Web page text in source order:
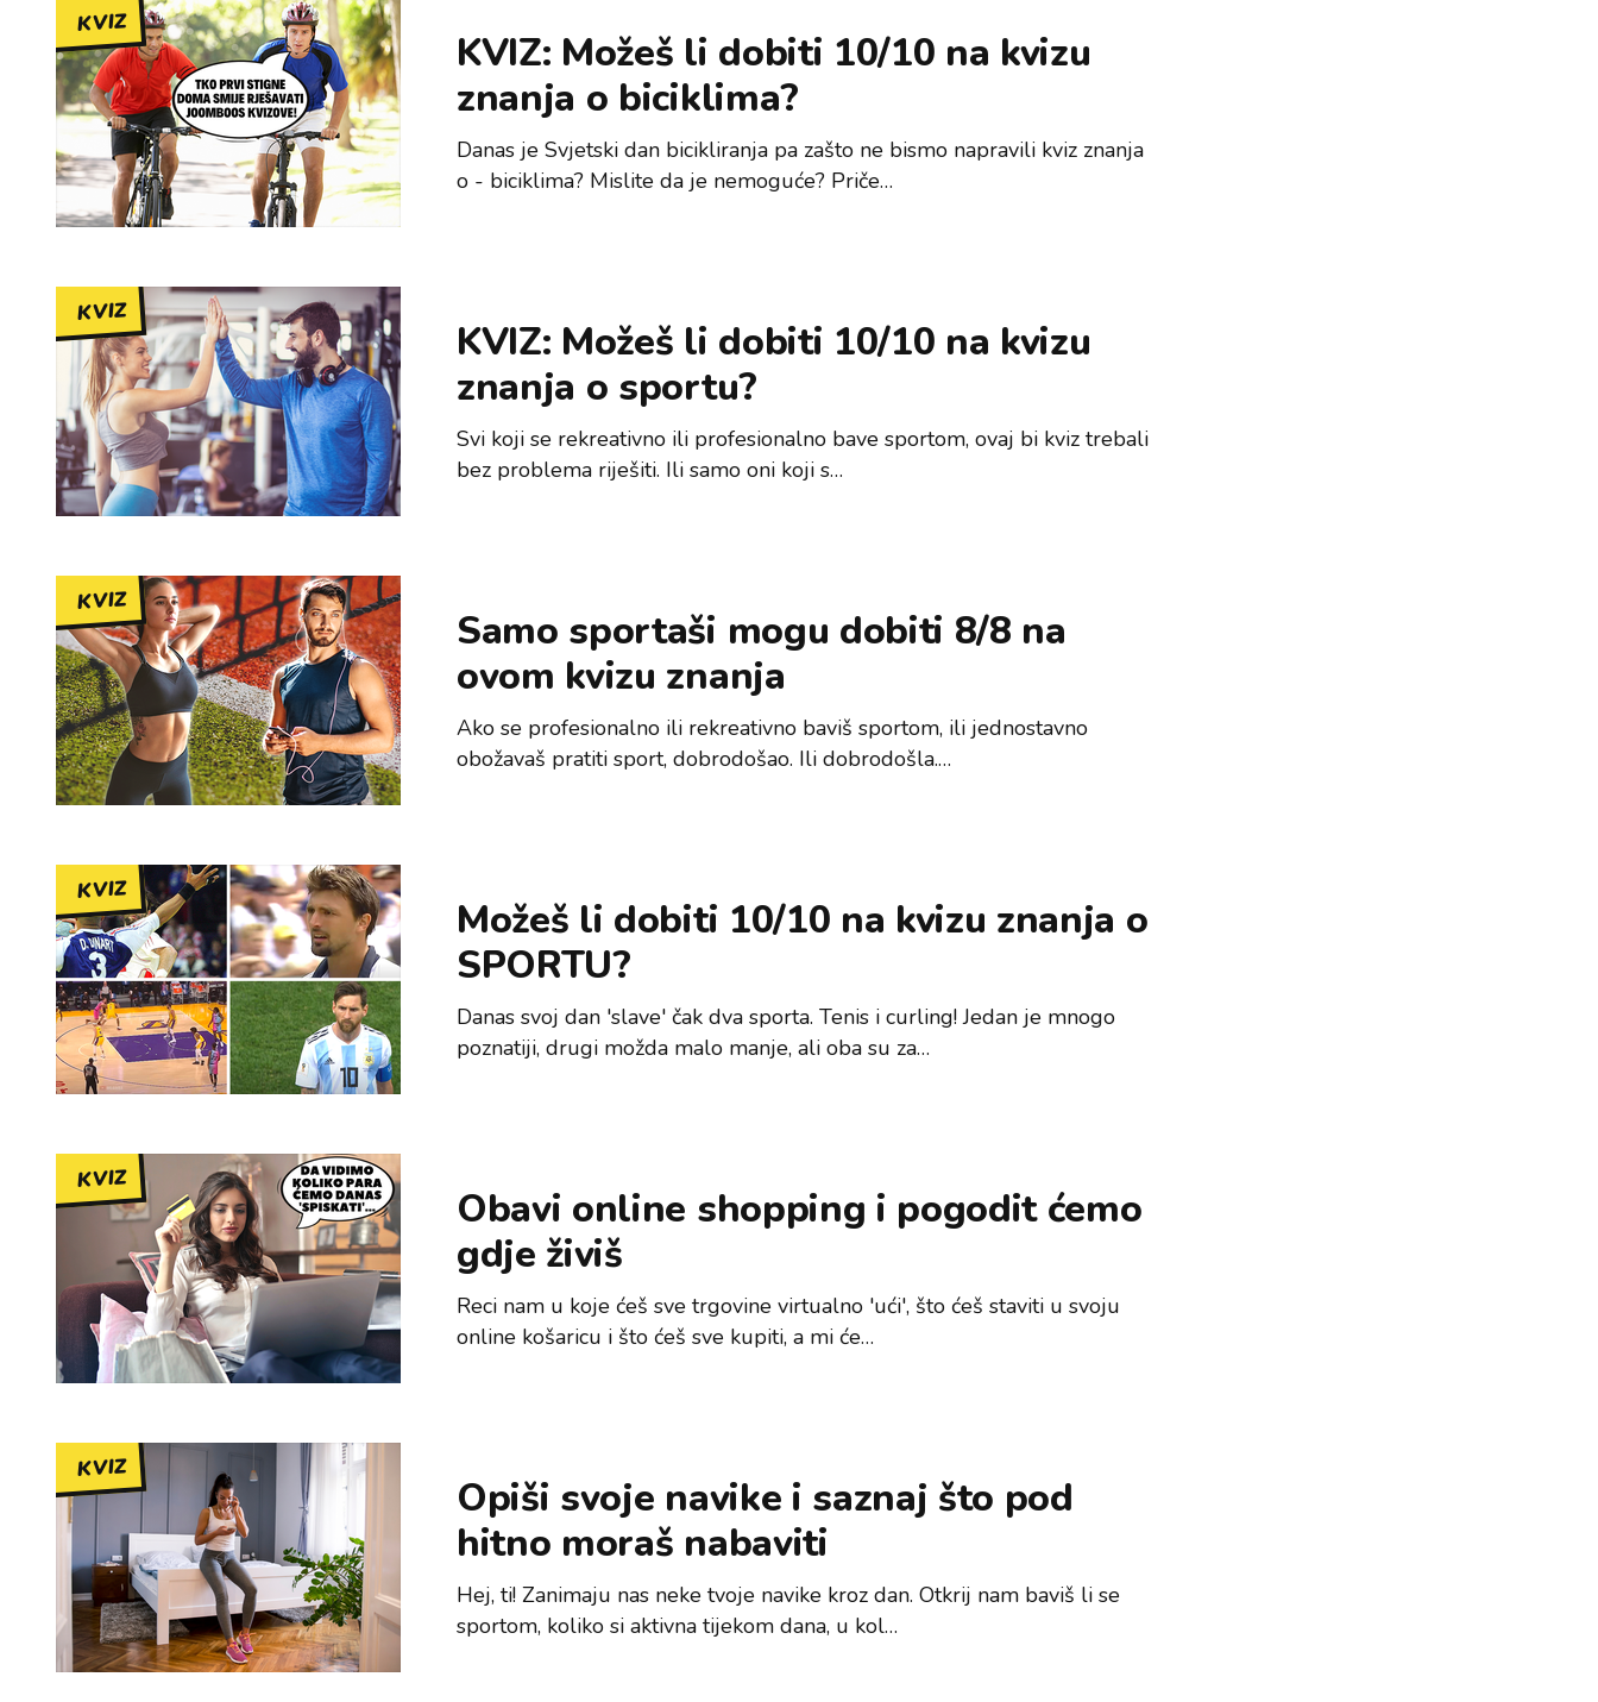
KVIZ
KVIZ: Možeš li dobiti 10/10 na kvizu
znanja o biciklima?
Danas je Svjetski dan bicikliranja pa zašto ne bismo napravili kviz znanja
o - biciklima? Mislite da je nemoguće? Priče…
KVIZ
KVIZ: Možeš li dobiti 10/10 na kvizu
znanja o sportu?
Svi koji se rekreativno ili profesionalno bave sportom, ovaj bi kviz trebali
bez problema riješiti. Ili samo oni koji s…
KVIZ
Samo sportaši mogu dobiti 8/8 na
ovom kvizu znanja
Ako se profesionalno ili rekreativno baviš sportom, ili jednostavno
obožavaš pratiti sport, dobrodošao. Ili dobrodošla.…
KVIZ
Možeš li dobiti 10/10 na kvizu znanja o
SPORTU?
Danas svoj dan 'slave' čak dva sporta. Tenis i curling! Jedan je mnogo
poznatiji, drugi možda malo manje, ali oba su za…
KVIZ
Obavi online shopping i pogodit ćemo
gdje živiš
Reci nam u koje ćeš sve trgovine virtualno 'ući', što ćeš staviti u svoju
online košaricu i što ćeš sve kupiti, a mi će…
KVIZ
Opiši svoje navike i saznaj što pod
hitno moraš nabaviti
Hej, ti! Zanimaju nas neke tvoje navike kroz dan. Otkrij nam baviš li se
sportom, koliko si aktivna tijekom dana, u kol…